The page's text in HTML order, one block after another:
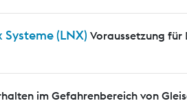
(LNX) Voraussetzung für
im Gefahrenbereich von